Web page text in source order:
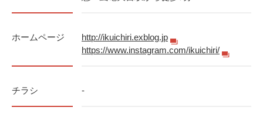
ホームページ
http://ikuichiri.exblog.jp
https://www.instagram.com/ikuichiri/
チラシ -